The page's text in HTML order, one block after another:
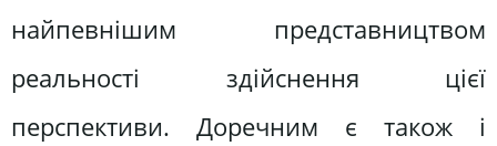
найпевнішим представництвом
реальності здійснення цієї
перспективи. Доречним є також і